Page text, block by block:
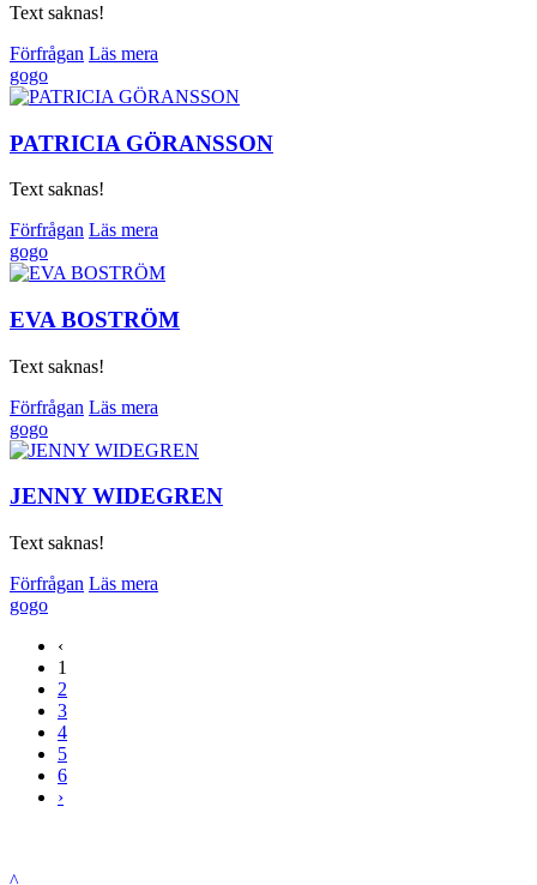
Text saknas!
Förfrågan Läs mera
gogo
PATRICIA GÖRANSSON
Text saknas!
Förfrågan Läs mera
gogo
EVA BOSTRÖM
Text saknas!
Förfrågan Läs mera
gogo
JENNY WIDEGREN
Text saknas!
Förfrågan Läs mera
gogo
‹
1
2
3
4
5
6
›
^